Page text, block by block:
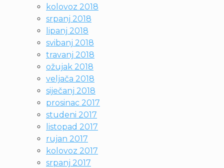
kolovoz 2018
srpanj 2018
lipanj 2018
svibanj 2018
travanj 2018
ožujak 2018
veljača 2018
siječanj 2018
prosinac 2017
studeni 2017
listopad 2017
rujan 2017
kolovoz 2017
srpanj 2017